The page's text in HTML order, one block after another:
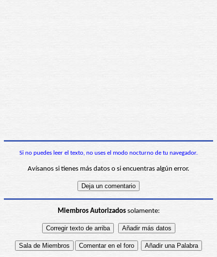
Si no puedes leer el texto, no uses el modo nocturno de tu navegador.
Avísanos si tienes más datos o si encuentras algún error.
Miembros Autorizadossolamente: